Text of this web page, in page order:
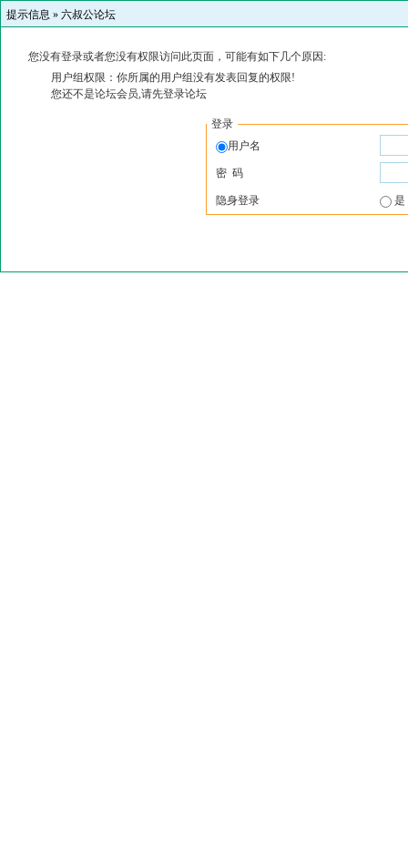
提示信息 » 六叔公论坛
您没有登录或者您没有权限访问此页面，可能有如下几个原因:
用户组权限：你所属的用户组没有发表回复的权限!
您还不是论坛会员,请先登录论坛
登录
用户名
密 码
隐身登录